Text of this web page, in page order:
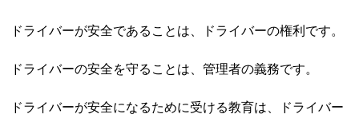
ドライバーが安全であることは、ドライバーの権利です。
ドライバーの安全を守ることは、管理者の義務です。
ドライバーが安全になるために受ける教育は、ドライバー